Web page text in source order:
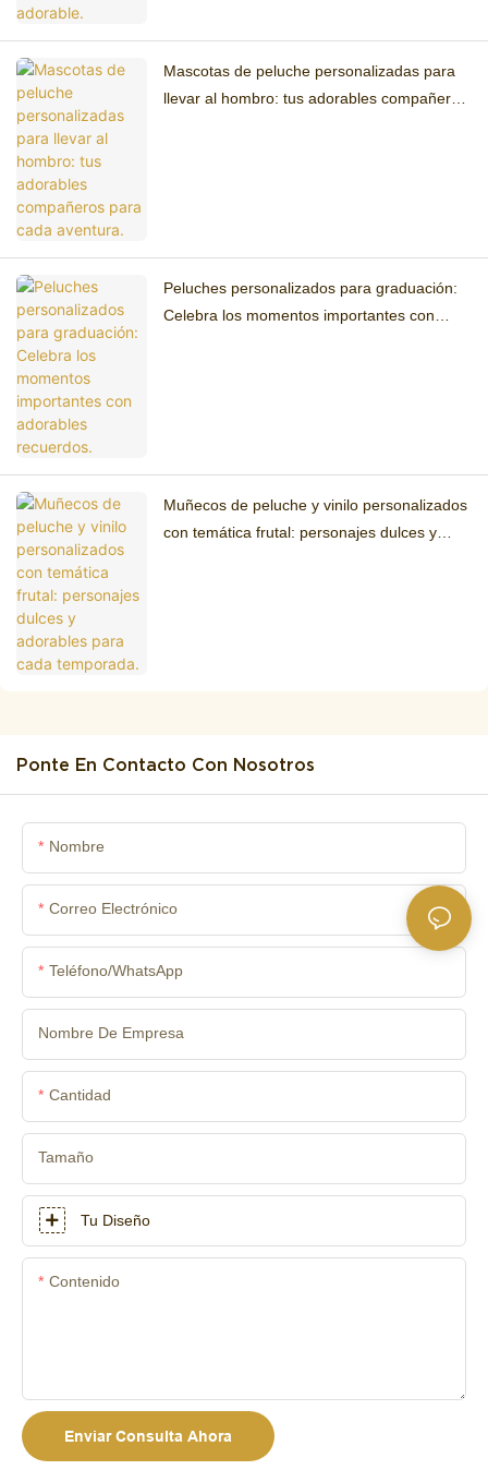
Mascotas de peluche personalizadas para
llevar al hombro: tus adorables compañeros
Peluches personalizados para graduación:
Celebra los momentos importantes con
Muñecos de peluche y vinilo personalizados
con temática frutal: personajes dulces y
Ponte En Contacto Con Nosotros
Nombre
Correo Electrónico
Teléfono/WhatsApp
Nombre De Empresa
Cantidad
Tamaño
Tu Diseño
Contenido
Enviar Consulta Ahora